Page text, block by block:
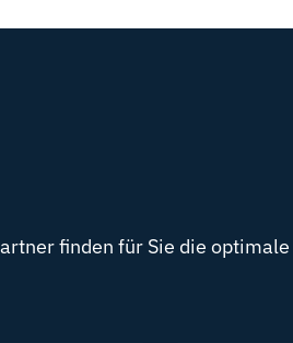
finden für Sie die optimale